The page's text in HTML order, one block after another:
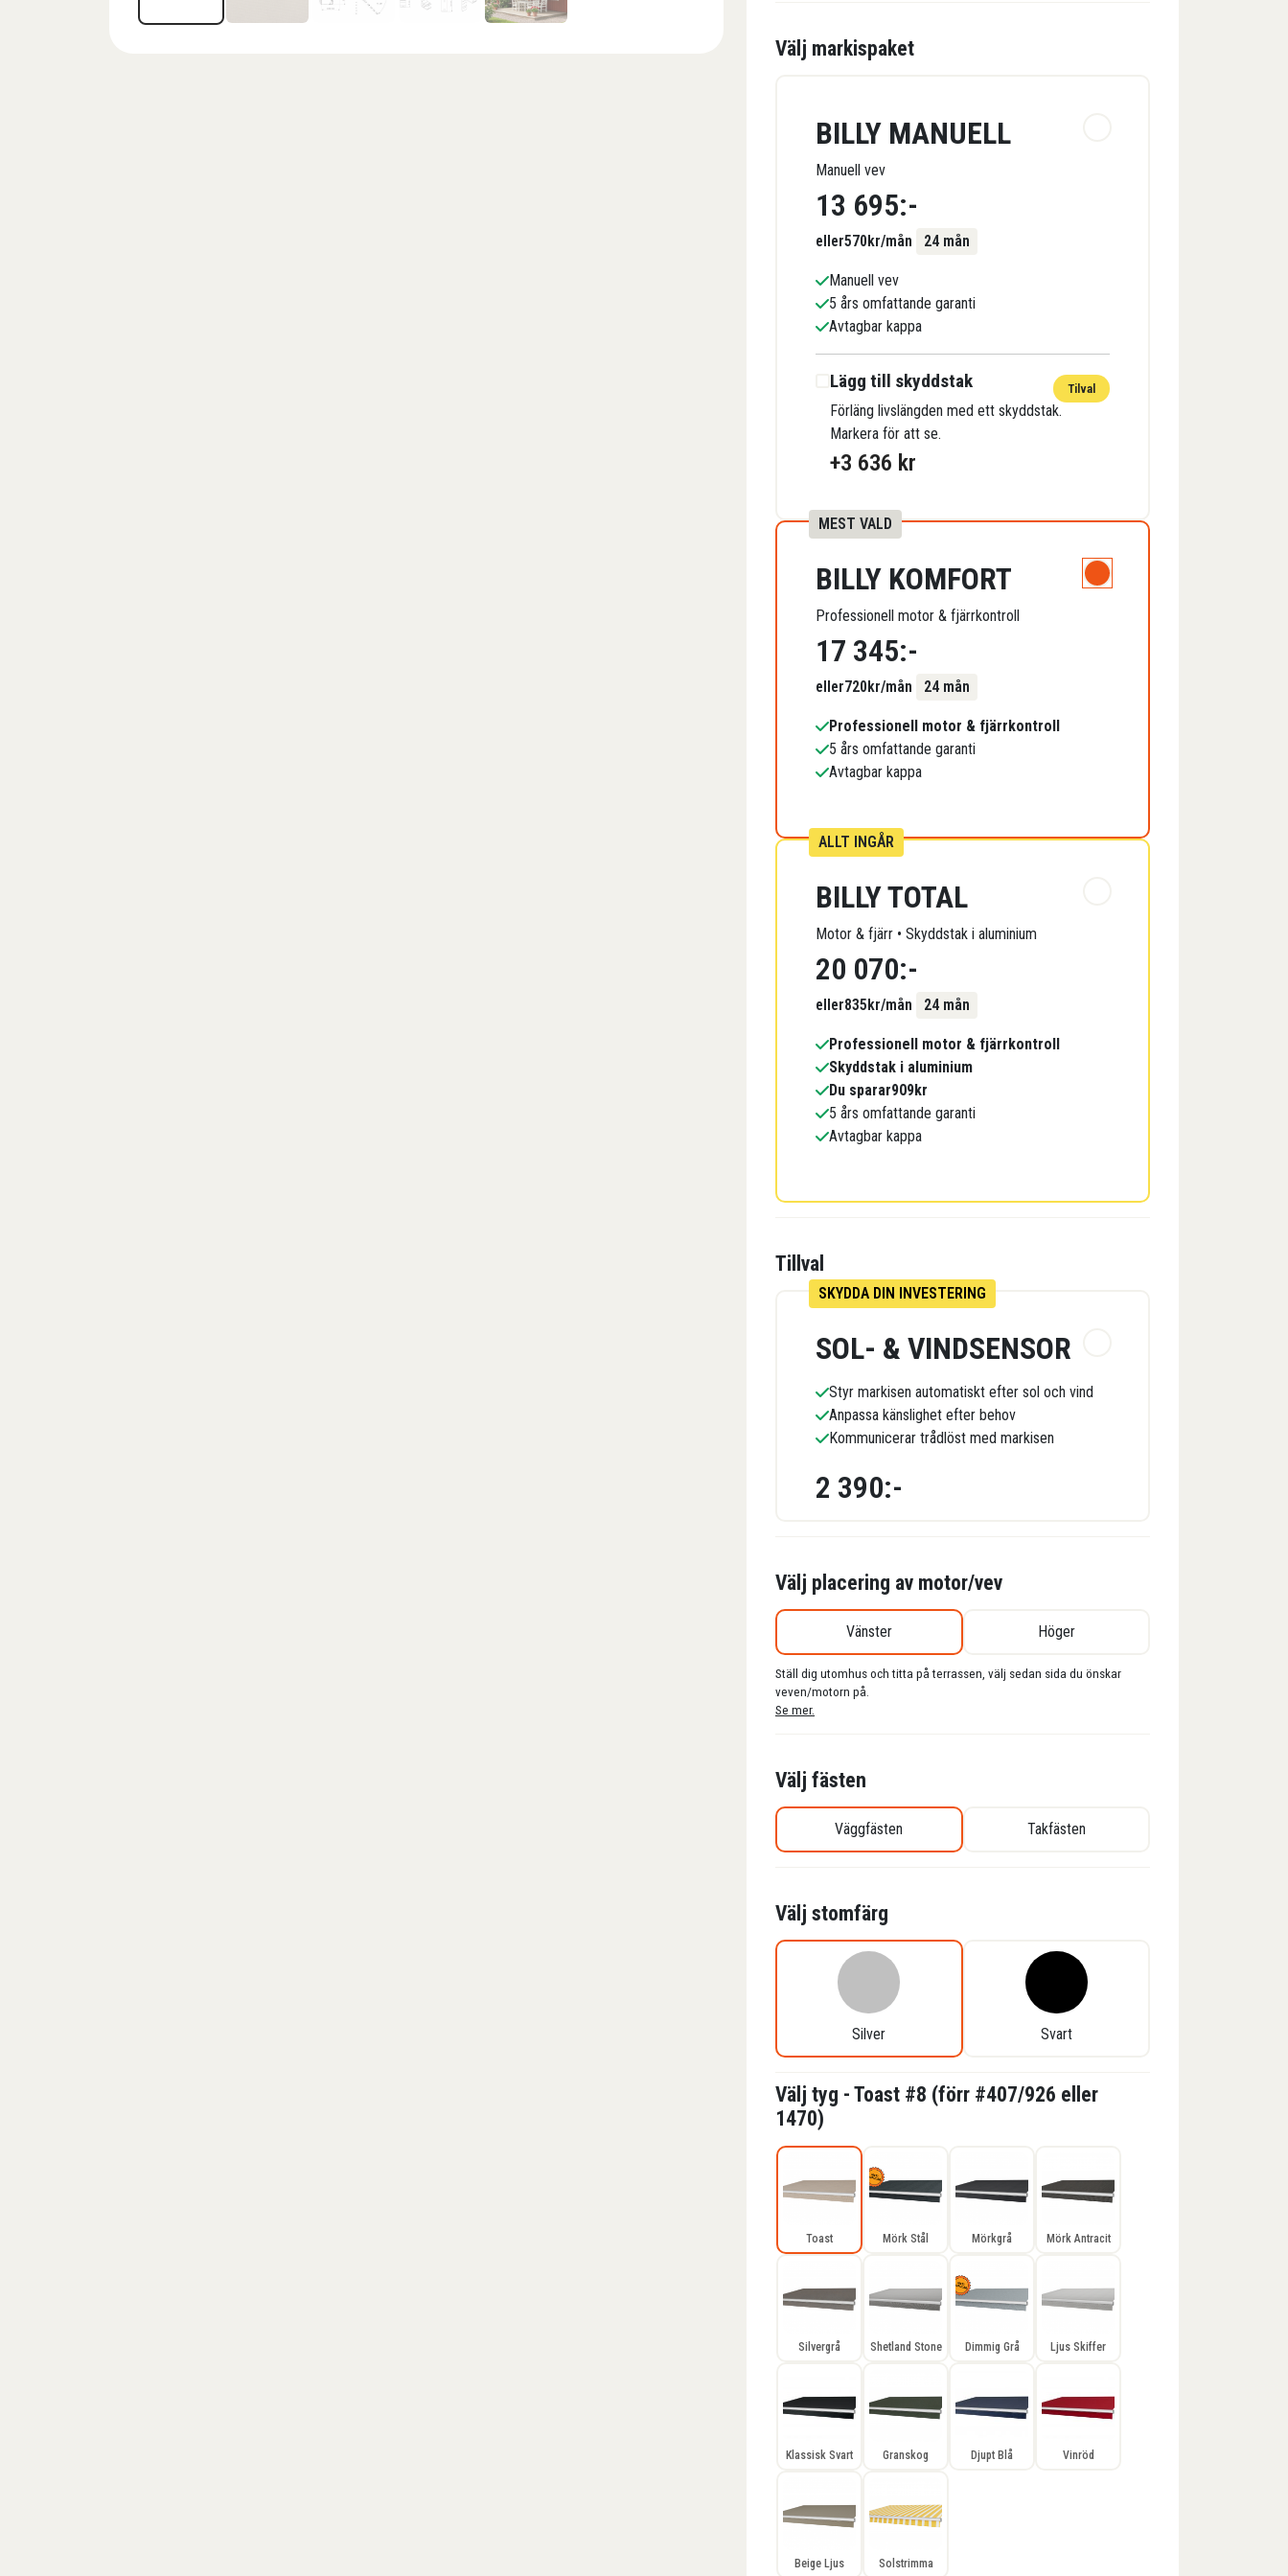
Välj markispaket
BILLY MANUELL
Manuell vev
13 695:-
eller570 kr/mån 24 mån
Manuell vev
5 års omfattande garanti
Avtagbar kappa
Lägg till skyddstak
Förläng livslängden med ett skyddstak.
Markera för att se.
+3 636 kr
Tilval
MEST VALD
BILLY KOMFORT
Professionell motor & fjärrkontroll
17 345:-
eller720 kr/mån 24 mån
Professionell motor & fjärrkontroll
5 års omfattande garanti
Avtagbar kappa
ALLT INGÅR
BILLY TOTAL
Motor & fjärr • Skyddstak i aluminium
20 070:-
eller835 kr/mån 24 mån
Professionell motor & fjärrkontroll
Skyddstak i aluminium
Du sparar909kr
5 års omfattande garanti
Avtagbar kappa
Tillval
SKYDDA DIN INVESTERING
SOL- & VINDSENSOR
Styr markisen automatiskt efter sol och vind
Anpassa känslighet efter behov
Kommunicerar trådlöst med markisen
2 390:-
Välj placering av motor/vev
Vänster Höger
Ställ dig utomhus och titta på terrassen, välj sedan sida du önskar
veven/motorn på.
Se mer.
Välj fästen
Väggfästen Takfästen
Välj stomfärg
Silver Svart
Välj tyg - Toast #8 (förr #407/926 eller
1470)
Toast Mörk Stål Mörkgrå Mörk Antracit
Silvergrå Shetland Stone Dimmig Grå Ljus Skiffer
Klassisk Svart Granskog Djupt Blå Vinröd
Beige Ljus Solstrimma